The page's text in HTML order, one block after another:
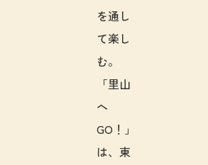
を通し
て楽し
む。
「里山
へ
GO！」
は、東